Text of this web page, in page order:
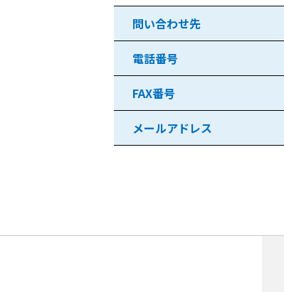
問い合わせ先
電話番号
FAX番号
メールアドレス